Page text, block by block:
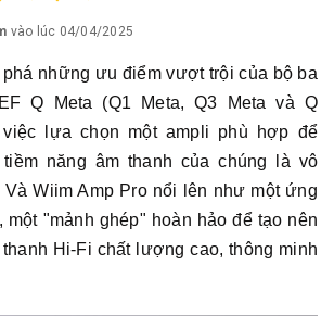
vào lúc 04/04/2025
những ưu điểm vượt trội của bộ ba
Q Meta (Q1 Meta, Q3 Meta và Q
việc lựa chọn một ampli phù hợp để
năng âm thanh của chúng là vô
Và Wiim Amp Pro nổi lên như một ứng
"mảnh ghép" hoàn hảo để tạo nên
thanh Hi-Fi chất lượng cao, thông minh